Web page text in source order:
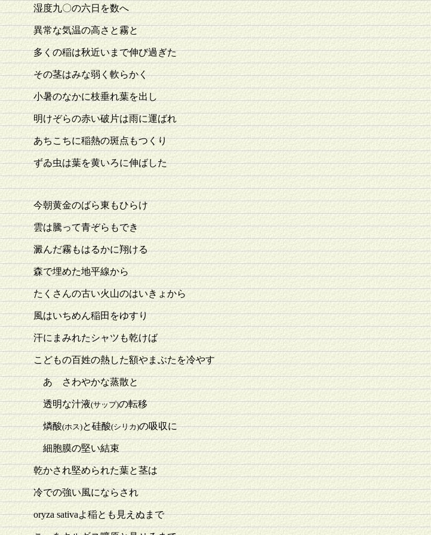
湿度九〇の六日を数へ
異常な気温の高さと霧と
多くの稲は秋近いまで伸び過ぎた
その茎はみな弱く軟らかく
小暑のなかに枝垂れ葉を出し
明けぞらの赤い破片は雨に運ばれ
あちこちに稲熱の斑点もつくり
ずゐ虫は葉を黄いろに伸ばした
今朝黄金のばら東もひらけ
雲は騰って青ぞらもでき
澱んだ霧もはるかに翔ける
森で埋めた地平線から
たくさんの古い火山のはいきょから
風はいちめん稲田をゆすり
汗にまみれたシャツも乾けば
こどもの百姓の熱した額やまぶたを冷やす
あゝさわやかな蒸散と
透明な汁液(サップ)の転移
燐酸(ホス)と硅酸(シリカ)の吸収に
細胞膜の堅い結束
乾かされ堅められた葉と茎は
冷での強い風にならされ
oryza sativaよ稲とも見えぬまで